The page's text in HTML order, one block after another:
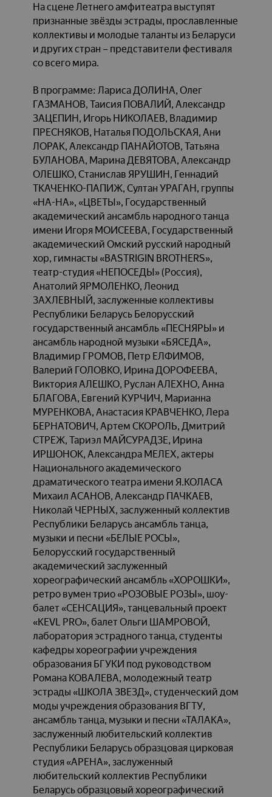
На сцене Летнего амфитеатра выступят
признанные звёзды эстрады, прославленные
коллективы и молодые таланты из Беларуси
и других стран – представители фестиваля
со всего мира.
В программе: Лариса ДОЛИНА, Олег
ГАЗМАНОВ, Таисия ПОВАЛИЙ, Александр
ЗАЦЕПИН, Игорь НИКОЛАЕВ, Владимир
ПРЕСНЯКОВ, Наталья ПОДОЛЬСКАЯ, Ани
ЛОРАК, Александр ПАНАЙОТОВ, Татьяна
БУЛАНОВА, Марина ДЕВЯТОВА, Александр
ОЛЕШКО, Станислав ЯРУШИН, Геннадий
ТКАЧЕНКО-ПАПИЖ, Султан УРАГАН, группы
«НА-НА», «ЦВЕТЫ», Государственный
академический ансамбль народного танца
имени Игоря МОИСЕЕВА, Государственный
академический Омский русский народный
хор, гимнасты «BASTRIGIN BROTHERS»,
театр-студия «НЕПОСЕДЫ» (Россия),
Анатолий ЯРМОЛЕНКО, Леонид
ЗАХЛЕВНЫЙ, заслуженные коллективы
Республики Беларусь Белорусский
государственный ансамбль «ПЕСНЯРЫ» и
ансамбль народной музыки «БЯСЕДА»,
Владимир ГРОМОВ, Петр ЕЛФИМОВ,
Валерий ГОЛОВКО, Ирина ДОРОФЕЕВА,
Виктория АЛЕШКО, Руслан АЛЕХНО, Анна
БЛАГОВА, Евгений КУРЧИЧ, Марианна
МУРЕНКОВА, Анастасия КРАВЧЕНКО, Лера
БЕРНАТОВИЧ, Артем СКОРОЛЬ, Дмитрий
СТРЕЖ, Тариэл МАЙСУРАДЗЕ, Ирина
ИРШОНОК, Александра МЕЛЕХ, актеры
Национального академического
драматического театра имени Я.КОЛАСА
Михаил АСАНОВ, Александр ПАЧКАЕВ,
Николай ЧЕРНЫХ, заслуженный коллектив
Республики Беларусь ансамбль танца,
музыки и песни «БЕЛЫЕ РОСЫ»,
Белорусский государственный
академический заслуженный
хореографический ансамбль «ХОРОШКИ»,
ретро вумен трио «РОЗОВЫЕ РОЗЫ», шоу-
балет «СЕНСАЦИЯ», танцевальный проект
«KEVL PRO», балет Ольги ШАМРОВОЙ,
лаборатория эстрадного танца, студенты
кафедры хореографии учреждения
образования БГУКИ под руководством
Романа КОВАЛЕВА, молодежный театр
эстрады «ШКОЛА ЗВЕЗД», студенческий дом
моды учреждения образования ВГТУ,
ансамбль танца, музыки и песни «ТАЛАКА»,
заслуженный любительский коллектив
Республики Беларусь образцовая цирковая
студия «АРЕНА», заслуженный
любительский коллектив Республики
Беларусь образцовый хореографический